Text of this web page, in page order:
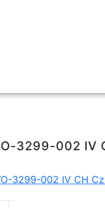
CH Czarny
3299-002 IV
3299-002 IV CH